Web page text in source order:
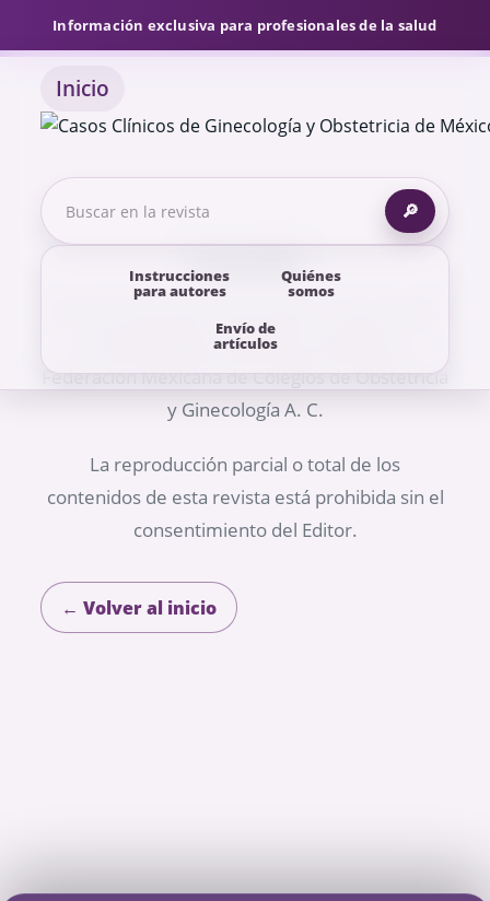
Información exclusiva para profesionales de la salud
Inicio
Instrucciones
para autores
Quiénes
somos
Envío de
artículos
🔎
Copyright
de Ginecología y Obstetricia de México,
Federación Mexicana de Colegios de Obstetricia
y Ginecología A. C.
La reproducción parcial o total de los
contenidos de esta revista está prohibida sin el
consentimiento del Editor.
← Volver al inicio